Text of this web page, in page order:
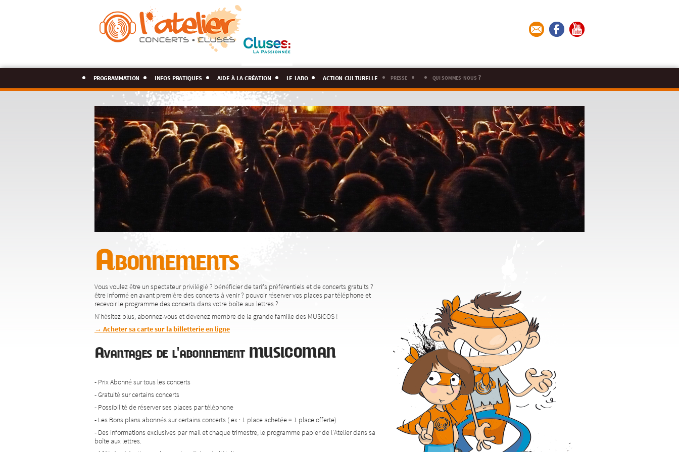
programmation infos pratiques aide à la création le labo action culturelle presse qui sommes-nous ?
Abonnements
Vous voulez être un spectateur privilégié ? bénéficier de tarifs préférentiels et de concerts gratuits ?
être informé en avant première des concerts à venir ? pouvoir réserver vos places par téléphone et
recevoir le programme des concerts dans votre boîte aux lettres ?
N'hésitez plus, abonnez-vous et devenez membre de la grande famille des MUSICOS !
→ Acheter sa carte sur la billetterie en ligne
Avantages de l'abonnement MUSICOMAN
- Prix Abonné sur tous les concerts
- Gratuité sur certains concerts
- Possibilité de réserver ses places par téléphone
- Les Bons plans abonnés sur certains concerts ( ex : 1 place achetée = 1 place offerte)
- Des informations exclusives par mail et chaque trimestre, le programme papier de l'Atelier dans sa
boîte aux lettres.